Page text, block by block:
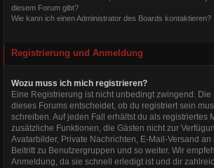
diesem Forum gibt?
Wie kann ich einen Administrator des Boards kontaktieren?
Registrierung und Anmeldung
Wozu muss ich mich registrieren?
Eine Registrierung ist nicht unbedingt zwingend. Die
dieses Forums entscheidet, ob du registriert sein
schreiben. Auf jeden Fall erhältst du als registriertes
zusätzliche Funktionen, die Gästen nicht zur
Avatarbilder, Private Nachrichten, E-Mail-Versand
Beitritt zu Benutzergruppen und so weiter. Wir
Anmeldung, da sie schnell erledigt ist und dir